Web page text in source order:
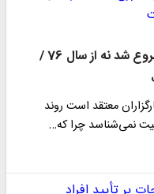
عطریانفر: اصلاحات از دولت هاشمی شروع شد نه از سال 76 /
معتقد است روند
نمی‌شناسد چرا که…